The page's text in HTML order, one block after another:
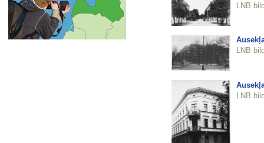
LNB
LNB
LNB